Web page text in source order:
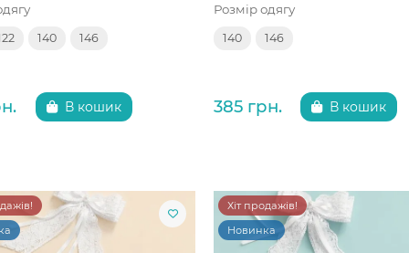
140 146
В кошик
Розмір одягу
140 146
385 грн. В кошик
Хіт продажів!
Новинка